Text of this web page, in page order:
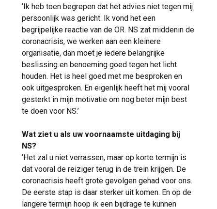
‘Ik heb toen begrepen dat het advies niet tegen mij
persoonlijk was gericht. Ik vond het een
begrijpelijke reactie van de OR. NS zat middenin de
coronacrisis, we werken aan een kleinere
organisatie, dan moet je iedere belangrijke
beslissing en benoeming goed tegen het licht
houden. Het is heel goed met me besproken en
ook uitgesproken. En eigenlijk heeft het mij vooral
gesterkt in mijn motivatie om nog beter mijn best
te doen voor NS.’
Wat ziet u als uw voornaamste uitdaging bij
NS?
‘Het zal u niet verrassen, maar op korte termijn is
dat vooral de reiziger terug in de trein krijgen. De
coronacrisis heeft grote gevolgen gehad voor ons.
De eerste stap is daar sterker uit komen. En op de
langere termijn hoop ik een bijdrage te kunnen